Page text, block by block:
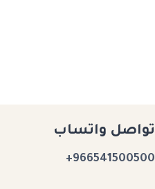
تواصل واتساب
966541500500+